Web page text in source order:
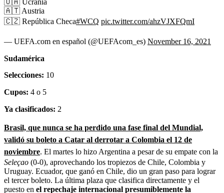
🇦🇹 Austria
🇨🇿 República Checa#WCQ pic.twitter.com/ahzVJXFQmI
— UEFA.com en español (@UEFAcom_es) November 16, 2021
Sudamérica
Selecciones: 10
Cupos: 4 o 5
Ya clasificados: 2
Brasil, que nunca se ha perdido una fase final del Mundial,
validó su boleto a Catar al derrotar a Colombia el 12 de
noviembre. El martes lo hizo Argentina a pesar de su empate con la
Seleçao (0-0), aprovechando los tropiezos de Chile, Colombia y
Uruguay. Ecuador, que ganó en Chile, dio un gran paso para lograr
el tercer boleto. La última plaza que clasifica directamente y el
puesto en el repechaje internacional presumiblemente la